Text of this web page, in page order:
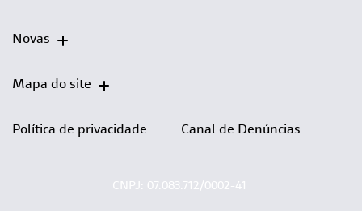
Novas
Mapa do site
Política de privacidade Canal de Denúncias
CNPJ: 07.083.712/0002-41